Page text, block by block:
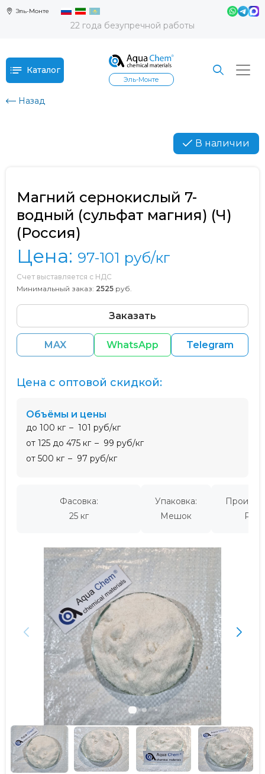
Эль-Монте
22 года безупречной работы
Каталог
Эль-Монте
Назад
В наличии
Магний сернокислый 7-
водный (сульфат магния) (Ч)
(Россия)
Цена: 97-101 руб/кг
Счет выставляется с НДС
Минимальный заказ: 2525 руб.
Заказать
MAX WhatsApp Telegram
Фасовка:
25 кг
Упаковка:
Мешок
Цена с оптовой скидкой:
Объёмы и цены
до 100 кг
101 руб/кг
от 125 до 475 кг
99 руб/кг
от 500 кг
97 руб/кг